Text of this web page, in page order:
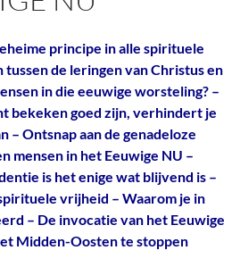
principe in alle spirituele
de leringen van Christus en
in die eeuwige worsteling? –
bekeken goed zijn, verhindert je
– Ontsnap aan de genadeloze
mensen in het Eeuwige NU –
is het enige wat blijvend is –
vrijheid – Waarom je in
– De invocatie van het Eeuwige
Midden-Oosten te stoppen